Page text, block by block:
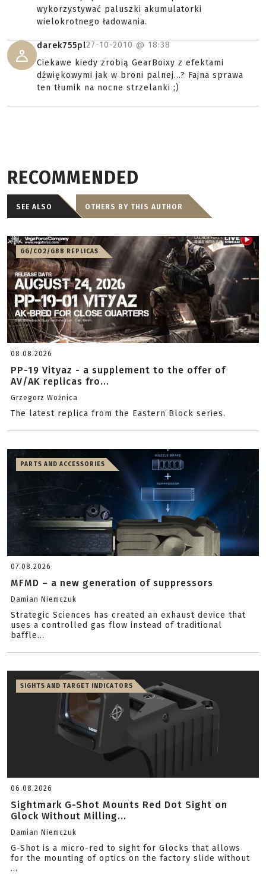
wykorzystywać paluszki akumulatorki
wielokrotnego ładowania.
darek755pl27-10-2010 @ 18:38
Ciekawe kiedy zrobią GearBoixy z efektami
dźwiękowymi jak w broni palnej...? Fajna sprawa
ten tłumik na nocne strzelanki ;)
RECOMMENDED
SEE ALSO OTHERS BY THIS AUTHOR
GG/CO2/GBB REPLICAS
08.08.2026
PP-19 Vityaz - a supplement to the offer of
AV/AK replicas fro...
Grzegorz Woźnica
The latest replica from the Eastern Block series.
PARTS AND ACCESSORIES
07.08.2026
MFMD – a new generation of suppressors
Damian Niemczuk
Strategic Sciences has created an exhaust device that
uses a controlled gas flow instead of traditional
baffle...
SIGHTS AND TARGET INDICATORS
06.08.2026
Sightmark G-Shot Mounts Red Dot Sight on
Glock Without Milling...
Damian Niemczuk
G-Shot is a micro-red to sight for Glocks that allows
for the mounting of optics on the factory slide without
...